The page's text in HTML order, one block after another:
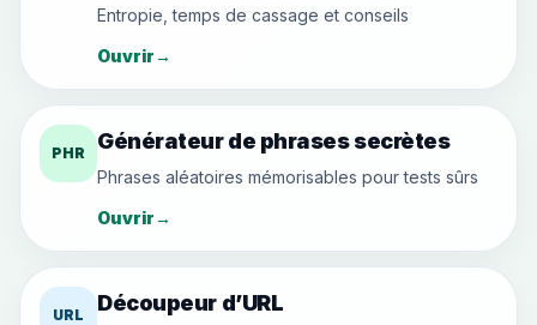
Entropie, temps de cassage et conseils
Ouvrir→
PHR Générateur de phrases secrètes
Phrases aléatoires mémorisables pour tests sûrs
Ouvrir→
URL Découpeur d’URL